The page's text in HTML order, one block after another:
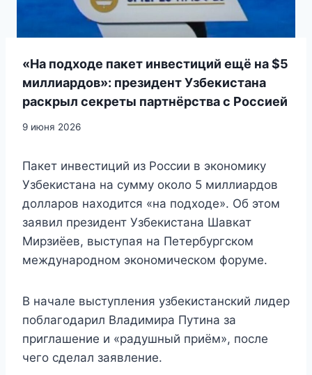
«На подходе пакет инвестиций ещё на $5
миллиардов»: президент Узбекистана
раскрыл секреты партнёрства с Россией
9 июня 2026
Пакет инвестиций из России в экономику
Узбекистана на сумму около 5 миллиардов
долларов находится «на подходе». Об этом
заявил президент Узбекистана Шавкат
Мирзиёев, выступая на Петербургском
международном экономическом форуме.
В начале выступления узбекистанский лидер
поблагодарил Владимира Путина за
приглашение и «радушный приём», после
чего сделал заявление.